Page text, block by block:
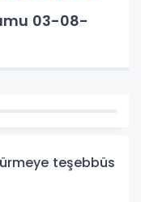
03-08-
teşebbüs